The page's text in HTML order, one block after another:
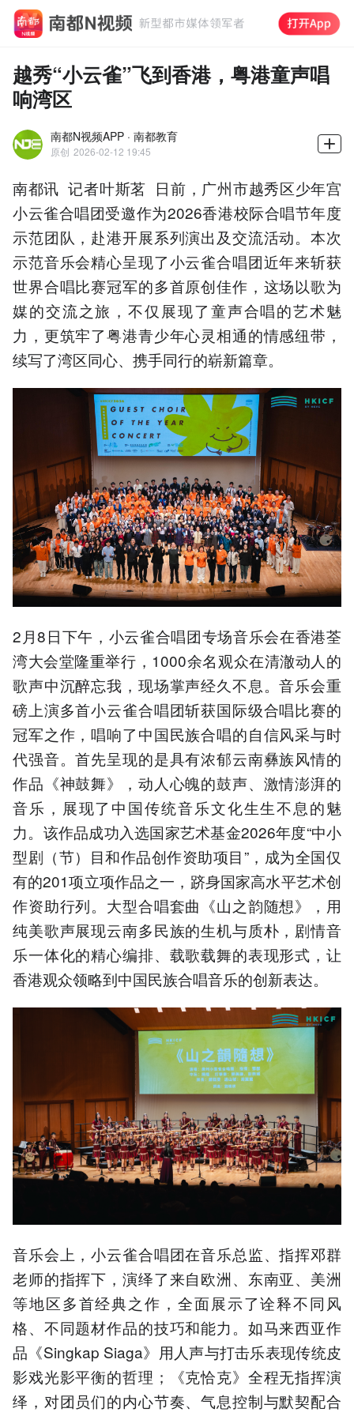
越秀“小云雀”飞到香港，粤港童声唱
响湾区
南都N视频APP · 南都教育
原创 2026-02-12 19:45
南都讯 记者叶斯茗 日前，广州市越秀区少年宫
小云雀合唱团受邀作为2026香港校际合唱节年度
示范团队，赴港开展系列演出及交流活动。本次
示范音乐会精心呈现了小云雀合唱团近年来斩获
世界合唱比赛冠军的多首原创佳作，这场以歌为
媒的交流之旅，不仅展现了童声合唱的艺术魅
力，更筑牢了粤港青少年心灵相通的情感纽带，
续写了湾区同心、携手同行的崭新篇章。
2月8日下午，小云雀合唱团专场音乐会在香港荃
湾大会堂隆重举行，1000余名观众在清澈动人的
歌声中沉醉忘我，现场掌声经久不息。音乐会重
磅上演多首小云雀合唱团斩获国际级合唱比赛的
冠军之作，唱响了中国民族合唱的自信风采与时
代强音。首先呈现的是具有浓郁云南彝族风情的
作品《神鼓舞》，动人心魄的鼓声、激情澎湃的
音乐，展现了中国传统音乐文化生生不息的魅
力。该作品成功入选国家艺术基金2026年度“中小
型剧（节）目和作品创作资助项目”，成为全国仅
有的201项立项作品之一，跻身国家高水平艺术创
作资助行列。大型合唱套曲《山之韵随想》，用
纯美歌声展现云南多民族的生机与质朴，剧情音
乐一体化的精心编排、载歌载舞的表现形式，让
香港观众领略到中国民族合唱音乐的创新表达。
音乐会上，小云雀合唱团在音乐总监、指挥邓群
老师的指挥下，演绎了来自欧洲、东南亚、美洲
等地区多首经典之作，全面展示了诠释不同风
格、不同题材作品的技巧和能力。如马来西亚作
品《Singkap Siaga》用人声与打击乐表现传统皮
影戏光影平衡的哲理；《克恰克》全程无指挥演
绎，对团员们的内心节奏、气息控制与默契配合